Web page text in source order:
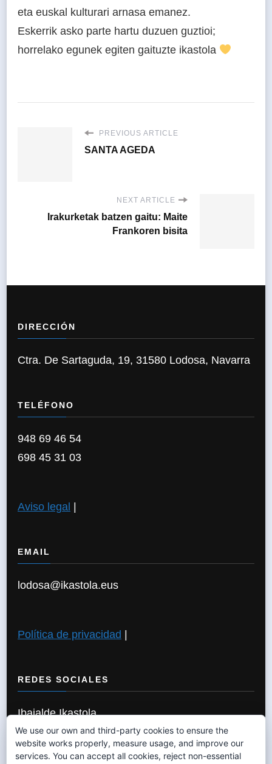
eta euskal kulturari arnasa emanez.
Eskerrik asko parte hartu duzuen guztioi;
horrelako egunek egiten gaituzte ikastola
PREVIOUS ARTICLE
SANTA AGEDA
NEXT ARTICLE
Irakurketak batzen gaitu: Maite
Frankoren bisita
DIRECCIÓN
Ctra. De Sartaguda, 19, 31580 Lodosa, Navarra
TELÉFONO
948 69 46 54
698 45 31 03
Aviso legal |
EMAIL
lodosa@ikastola.eus
Política de privacidad |
REDES SOCIALES
Ibaialde Ikastola
We use our own and third-party cookies to ensure the
website works properly, measure usage, and improve our
services. You can accept all cookies, reject non-essential